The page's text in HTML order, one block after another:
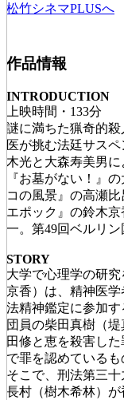
松竹シネマPLUSへ
作品情報
INTRODUCTION
上映時間・133分
謎に満ちた猟奇的
医が挑む法廷サス
木光と大森寿美男に
『お墓がない！』
コの風景』の高瀬
エポック』の鈴木
一。第49回ベルリ
STORY
大学で心理学の研
京香）は、精神医
法精神鑑定に参加
団員の柴田真樹（
田修と恵を殺害し
で罪を認めているも
そこで、刑法第三
長村（樹木希林）